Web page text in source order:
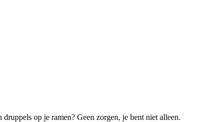
op je ramen? Geen zorgen, je bent niet alleen.